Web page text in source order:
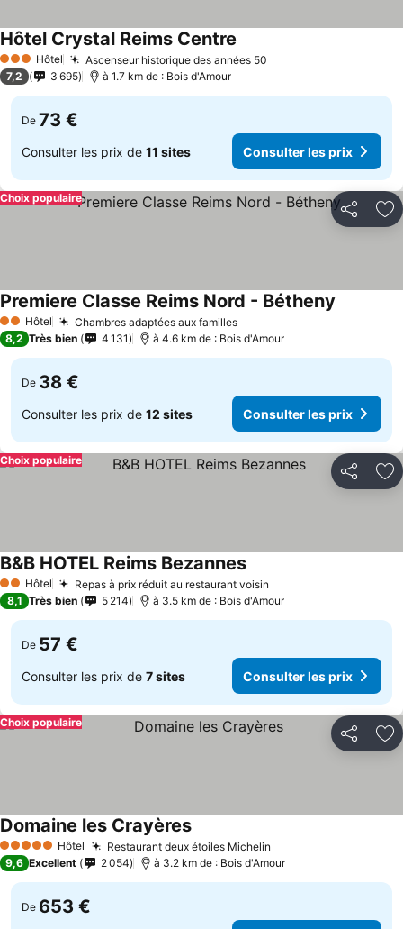
3 ÉtoilesHôtel Ascenseur historique des années 50
Hôtel Crystal Reims Centre
7,2 3 695 à 1.7 km de : Bois d'Amour
De 73 €
Consulter les prix de 11 sites Consulter les prix
Partager
Choix populaire
2 Étoiles
Hôtel Chambres adaptées aux familles
Premiere Classe Reims Nord - Bétheny
8,2 Très bien 4 131 à 4.6 km de : Bois d'Amour
De 38 €
Consulter les prix de 12 sites Consulter les prix
Partager
Choix populaire
2 Étoiles
Hôtel Repas à prix réduit au restaurant voisin
B&B HOTEL Reims Bezannes
8,1 Très bien 5 214 à 3.5 km de : Bois d'Amour
De 57 €
Consulter les prix de 7 sites Consulter les prix
Partager
Choix populaire
5 Étoiles Hôtel Restaurant deux étoiles Michelin
Domaine les Crayères
9,6 Excellent 2 054 à 3.2 km de : Bois d'Amour
De 653 €